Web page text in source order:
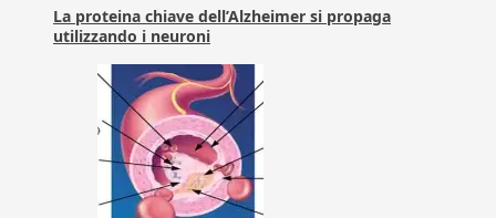
La proteina chiave dell’Alzheimer si propaga
utilizzando i neuroni